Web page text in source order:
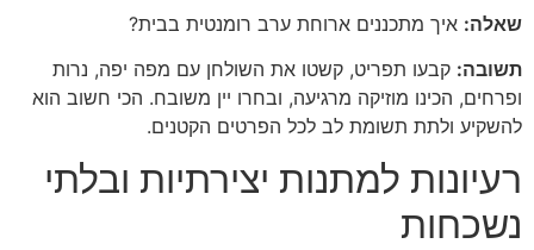
שאלה: איך מתכננים ארוחת ערב רומנטית בבית?
תשובה: קבעו תפריט, קשטו את השולחן עם מפה יפה, נרות
ופרחים, הכינו מוזיקה מרגיעה, ובחרו יין משובח. הכי חשוב הוא
להשקיע ולתת תשומת לב לכל הפרטים הקטנים.
רעיונות למתנות יצירתיות ובלתי
נשכחות